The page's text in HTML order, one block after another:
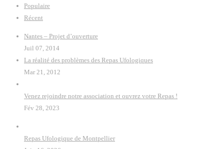
Populaire
Récent
Nantes – Projet d’ouverture
Juil 07, 2014
La réalité des problèmes des Repas Ufologiques
Mar 21, 2012
Venez rejoindre notre association et ouvrez votre Repas !
Fév 28, 2023
Repas Ufologique de Montpellier